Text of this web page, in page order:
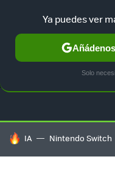
GUÍA DE
HOY SE HABLA DE
IA Nintendo Switch
Ya puedes ver
Solo